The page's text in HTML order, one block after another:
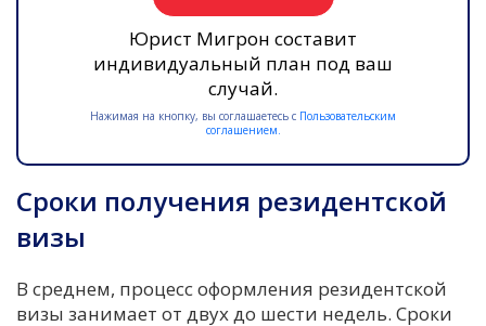
Юрист Мигрон составит
индивидуальный план под ваш
случай.
Нажимая на кнопку, вы соглашаетесь с Пользовательским
соглашением.
Сроки получения резидентской
визы
В среднем, процесс оформления резидентской
визы занимает от двух до шести недель. Сроки